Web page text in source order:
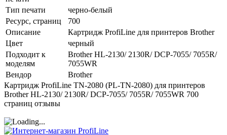
Тип печати
черно-белый
Ресурс, страниц
700
Описание
Картридж ProfiLine для принтеров Brother
Цвет
черный
Подходит к
моделям
Brother HL-2130/ 2130R/ DCP-7055/ 7055R/
7055WR
Вендор
Brother
Картридж ProfiLine TN-2080 (PL-TN-2080) для принтеров
Brother HL-2130/ 2130R/ DCP-7055/ 7055R/ 7055WR 700
страниц отзывы